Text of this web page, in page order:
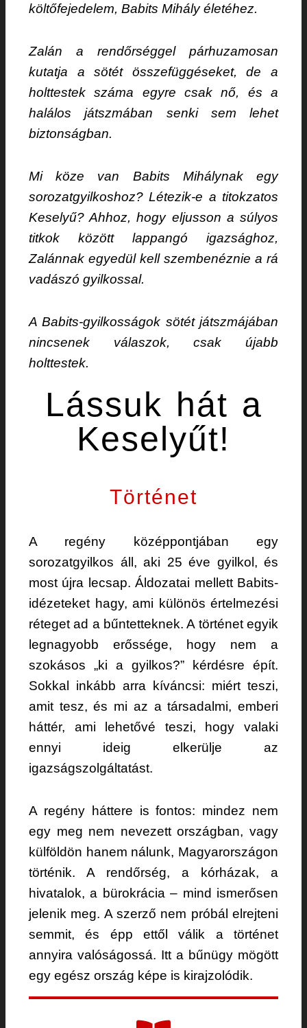
költőfejedelem, Babits Mihály életéhez.
Zalán a rendőrséggel párhuzamosan
kutatja a sötét összefüggéseket, de a
holttestek száma egyre csak nő, és a
halálos játszmában senki sem lehet
biztonságban.
Mi köze van Babits Mihálynak egy
sorozatgyilkoshoz? Létezik-e a titokzatos
Keselyű? Ahhoz, hogy eljusson a súlyos
titkok között lappangó igazsághoz,
Zalánnak egyedül kell szembenéznie a rá
vadászó gyilkossal.
A Babits-gyilkosságok sötét játszmájában
nincsenek válaszok, csak újabb
holttestek.
Lássuk hát a
Keselyűt!
Történet
A regény középpontjában egy
sorozatgyilkos áll, aki 25 éve gyilkol, és
most újra lecsap. Áldozatai mellett Babits-
idézeteket hagy, ami különös értelmezési
réteget ad a bűntetteknek. A történet egyik
legnagyobb erőssége, hogy nem a
szokásos „ki a gyilkos?” kérdésre épít.
Sokkal inkább arra kíváncsi: miért teszi,
amit tesz, és mi az a társadalmi, emberi
háttér, ami lehetővé teszi, hogy valaki
ennyi ideig elkerülje az
igazságszolgáltatást.
A regény háttere is fontos: mindez nem
egy meg nem nevezett országban, vagy
külföldön hanem nálunk, Magyarországon
történik. A rendőrség, a kórházak, a
hivatalok, a bürokrácia – mind ismerősen
jelenik meg. A szerző nem próbál elrejteni
semmit, és épp ettől válik a történet
annyira valóságossá. Itt a bűnügy mögött
egy egész ország képe is kirajzolódik.